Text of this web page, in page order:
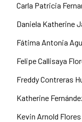
Carla Patricia
Daniela Katherine
Fátima Antonia
Felipe Callisaya
Freddy Contreras
Katherine
Kevin Arnold